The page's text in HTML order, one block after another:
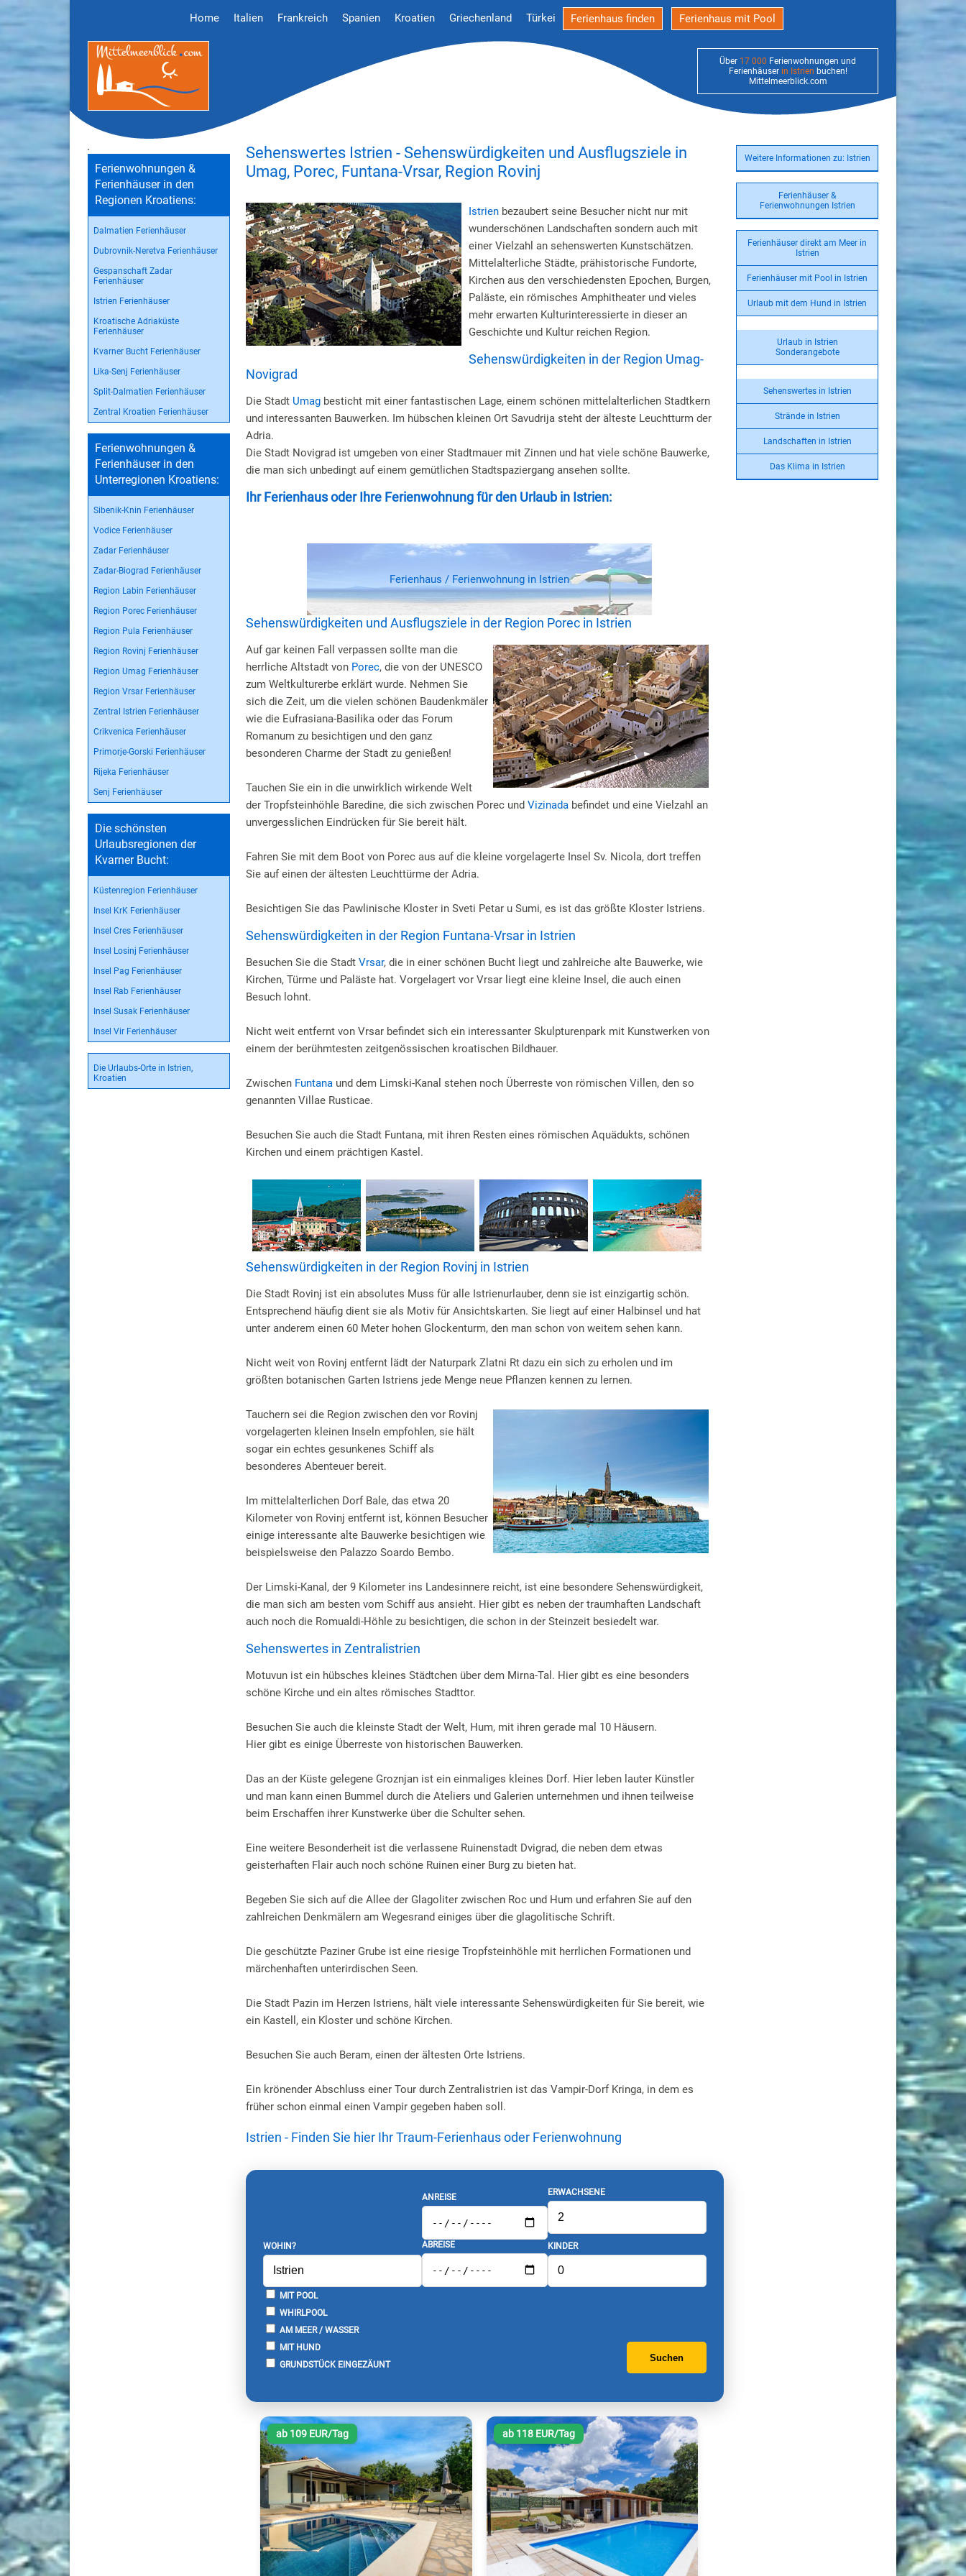
Home Italien Frankreich Spanien Kroatien Griechenland Türkei Ferienhaus finden Ferienhaus mit Pool
Über 17 000 Ferienwohnungen und
Ferienhäuser in Istrien buchen!
Mittelmeerblick.com
Ferienwohnungen &
Ferienhäuser in den
Regionen Kroatiens:
Dalmatien Ferienhäuser
Dubrovnik-Neretva Ferienhäuser
Gespanschaft Zadar
Ferienhäuser
Istrien Ferienhäuser
Kroatische Adriaküste
Ferienhäuser
Kvarner Bucht Ferienhäuser
Lika-Senj Ferienhäuser
Split-Dalmatien Ferienhäuser
Zentral Kroatien Ferienhäuser
Ferienwohnungen &
Ferienhäuser in den
Unterregionen Kroatiens:
Sibenik-Knin Ferienhäuser
Vodice Ferienhäuser
Zadar Ferienhäuser
Zadar-Biograd Ferienhäuser
Region Labin Ferienhäuser
Region Porec Ferienhäuser
Region Pula Ferienhäuser
Region Rovinj Ferienhäuser
Region Umag Ferienhäuser
Region Vrsar Ferienhäuser
Zentral Istrien Ferienhäuser
Crikvenica Ferienhäuser
Primorje-Gorski Ferienhäuser
Rijeka Ferienhäuser
Senj Ferienhäuser
Die schönsten
Urlaubsregionen der
Kvarner Bucht:
Küstenregion Ferienhäuser
Insel KrK Ferienhäuser
Insel Cres Ferienhäuser
Insel Losinj Ferienhäuser
Insel Pag Ferienhäuser
Insel Rab Ferienhäuser
Insel Susak Ferienhäuser
Insel Vir Ferienhäuser
Die Urlaubs-Orte in Istrien,
Kroatien
Weitere Informationen zu: Istrien
Ferienhäuser &
Ferienwohnungen Istrien
Ferienhäuser direkt am Meer in
Istrien
Ferienhäuser mit Pool in Istrien
Urlaub mit dem Hund in Istrien
Urlaub in Istrien
Sonderangebote
Sehenswertes in Istrien
Strände in Istrien
Landschaften in Istrien
Das Klima in Istrien
Sehenswertes Istrien - Sehenswürdigkeiten und Ausflugsziele in
Umag, Porec, Funtana-Vrsar, Region Rovinj
Istrien bezaubert seine Besucher nicht nur mit
wunderschönen Landschaften sondern auch mit
einer Vielzahl an sehenswerten Kunstschätzen.
Mittelalterliche Städte, prähistorische Fundorte,
Kirchen aus den verschiedensten Epochen, Burgen,
Paläste, ein römisches Amphitheater und vieles
mehr erwarten Kulturinteressierte in dieser an
Geschichte und Kultur reichen Region.
Sehenswürdigkeiten in der Region Umag-
Novigrad
Die Stadt Umag besticht mit einer fantastischen Lage, einem schönen mittelalterlichen Stadtkern
und interessanten Bauwerken. Im hübschen kleinen Ort Savudrija steht der älteste Leuchtturm der
Adria.
Die Stadt Novigrad ist umgeben von einer Stadtmauer mit Zinnen und hat viele schöne Bauwerke,
die man sich unbedingt auf einem gemütlichen Stadtspaziergang ansehen sollte.
Ihr Ferienhaus oder Ihre Ferienwohnung für den Urlaub in Istrien:
Ferienhaus / Ferienwohnung in Istrien
Sehenswürdigkeiten und Ausflugsziele in der Region Porec in Istrien
Auf gar keinen Fall verpassen sollte man die
herrliche Altstadt von Porec, die von der UNESCO
zum Weltkulturerbe erklärt wurde. Nehmen Sie
sich die Zeit, um die vielen schönen Baudenkmäler
wie die Eufrasiana-Basilika oder das Forum
Romanum zu besichtigen und den ganz
besonderen Charme der Stadt zu genießen!
Tauchen Sie ein in die unwirklich wirkende Welt
der Tropfsteinhöhle Baredine, die sich zwischen Porec und Vizinada befindet und eine Vielzahl an
unvergesslichen Eindrücken für Sie bereit hält.
Fahren Sie mit dem Boot von Porec aus auf die kleine vorgelagerte Insel Sv. Nicola, dort treffen
Sie auf einen der ältesten Leuchttürme der Adria.
Besichtigen Sie das Pawlinische Kloster in Sveti Petar u Sumi, es ist das größte Kloster Istriens.
Sehenswürdigkeiten in der Region Funtana-Vrsar in Istrien
Besuchen Sie die Stadt Vrsar, die in einer schönen Bucht liegt und zahlreiche alte Bauwerke, wie
Kirchen, Türme und Paläste hat. Vorgelagert vor Vrsar liegt eine kleine Insel, die auch einen
Besuch lohnt.
Nicht weit entfernt von Vrsar befindet sich ein interessanter Skulpturenpark mit Kunstwerken von
einem der berühmtesten zeitgenössischen kroatischen Bildhauer.
Zwischen Funtana und dem Limski-Kanal stehen noch Überreste von römischen Villen, den so
genannten Villae Rusticae.
Besuchen Sie auch die Stadt Funtana, mit ihren Resten eines römischen Aquädukts, schönen
Kirchen und einem prächtigen Kastel.
Sehenswürdigkeiten in der Region Rovinj in Istrien
Die Stadt Rovinj ist ein absolutes Muss für alle Istrienurlauber, denn sie ist einzigartig schön.
Entsprechend häufig dient sie als Motiv für Ansichtskarten. Sie liegt auf einer Halbinsel und hat
unter anderem einen 60 Meter hohen Glockenturm, den man schon von weitem sehen kann.
Nicht weit von Rovinj entfernt lädt der Naturpark Zlatni Rt dazu ein sich zu erholen und im
größten botanischen Garten Istriens jede Menge neue Pflanzen kennen zu lernen.
Tauchern sei die Region zwischen den vor Rovinj
vorgelagerten kleinen Inseln empfohlen, sie hält
sogar ein echtes gesunkenes Schiff als
besonderes Abenteuer bereit.
Im mittelalterlichen Dorf Bale, das etwa 20
Kilometer von Rovinj entfernt ist, können Besucher
einige interessante alte Bauwerke besichtigen wie
beispielsweise den Palazzo Soardo Bembo.
Der Limski-Kanal, der 9 Kilometer ins Landesinnere reicht, ist eine besondere Sehenswürdigkeit,
die man sich am besten vom Schiff aus ansieht. Hier gibt es neben der traumhaften Landschaft
auch noch die Romualdi-Höhle zu besichtigen, die schon in der Steinzeit besiedelt war.
Sehenswertes in Zentralistrien
Motuvun ist ein hübsches kleines Städtchen über dem Mirna-Tal. Hier gibt es eine besonders
schöne Kirche und ein altes römisches Stadttor.
Besuchen Sie auch die kleinste Stadt der Welt, Hum, mit ihren gerade mal 10 Häusern.
Hier gibt es einige Überreste von historischen Bauwerken.
Das an der Küste gelegene Groznjan ist ein einmaliges kleines Dorf. Hier leben lauter Künstler
und man kann einen Bummel durch die Ateliers und Galerien unternehmen und ihnen teilweise
beim Erschaffen ihrer Kunstwerke über die Schulter sehen.
Eine weitere Besonderheit ist die verlassene Ruinenstadt Dvigrad, die neben dem etwas
geisterhaften Flair auch noch schöne Ruinen einer Burg zu bieten hat.
Begeben Sie sich auf die Allee der Glagoliter zwischen Roc und Hum und erfahren Sie auf den
zahlreichen Denkmälern am Wegesrand einiges über die glagolitische Schrift.
Die geschützte Paziner Grube ist eine riesige Tropfsteinhöhle mit herrlichen Formationen und
märchenhaften unterirdischen Seen.
Die Stadt Pazin im Herzen Istriens, hält viele interessante Sehenswürdigkeiten für Sie bereit, wie
ein Kastell, ein Kloster und schöne Kirchen.
Besuchen Sie auch Beram, einen der ältesten Orte Istriens.
Ein krönender Abschluss einer Tour durch Zentralistrien ist das Vampir-Dorf Kringa, in dem es
früher schon einmal einen Vampir gegeben haben soll.
Istrien - Finden Sie hier Ihr Traum-Ferienhaus oder Ferienwohnung
WOHIN?
ANREISE
ABREISE
ERWACHSENE
KINDER
MIT POOL
WHIRLPOOL
AM MEER / WASSER
MIT HUND
GRUNDSTÜCK EINGEZÄUNT
Suchen
ab 109 EUR/Tag ab 118 EUR/Tag